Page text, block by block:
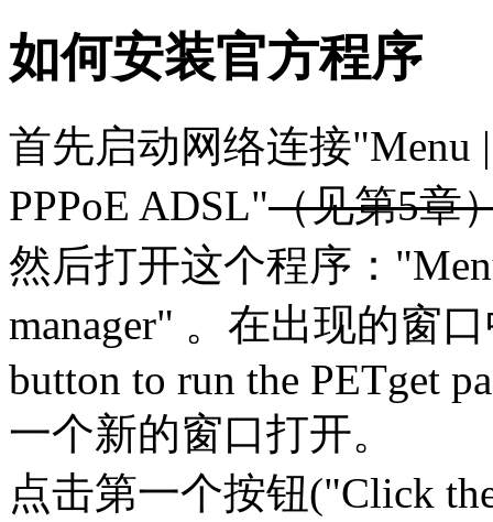
如何安装官方程序
首先启动网络连接"Menu
PPPoE ADSL"（见第5章
然后打开这个程序：
manager" 。在出现的窗
button to run the PETget
一个新的窗口打开。
点击第一个按钮("Click